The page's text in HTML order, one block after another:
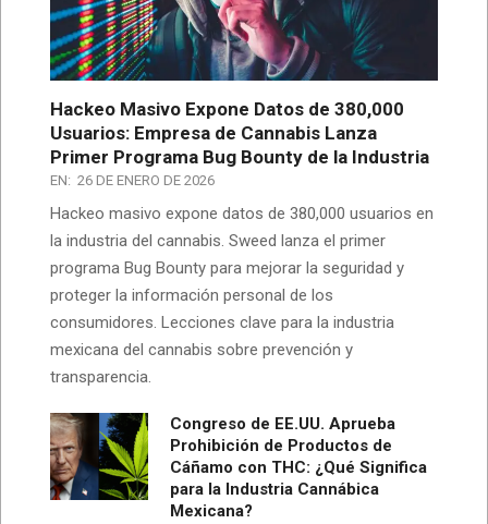
Hackeo Masivo Expone Datos de 380,000
Usuarios: Empresa de Cannabis Lanza
Primer Programa Bug Bounty de la Industria
EN: 26 DE ENERO DE 2026
Hackeo masivo expone datos de 380,000 usuarios en
la industria del cannabis. Sweed lanza el primer
programa Bug Bounty para mejorar la seguridad y
proteger la información personal de los
consumidores. Lecciones clave para la industria
mexicana del cannabis sobre prevención y
transparencia.
Congreso de EE.UU. Aprueba
Prohibición de Productos de
Cáñamo con THC: ¿Qué Significa
para la Industria Cannábica
Mexicana?